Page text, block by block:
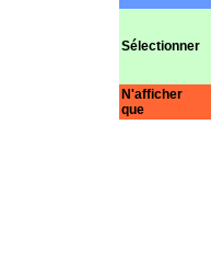
Sélectionner
N'afficher
que